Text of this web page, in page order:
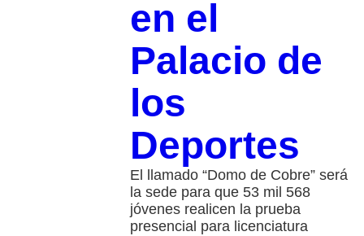
en el
Palacio de
los
Deportes
El llamado “Domo de Cobre” será
la sede para que 53 mil 568
jóvenes realicen la prueba
presencial para licenciatura